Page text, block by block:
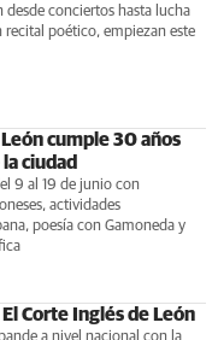
desde conciertos hasta lucha
recital poético, empiezan este
cumple 30 años
ciudad
9 al 19 de junio con
actividades
poesía con Gamoneda y
Corte Inglés de León